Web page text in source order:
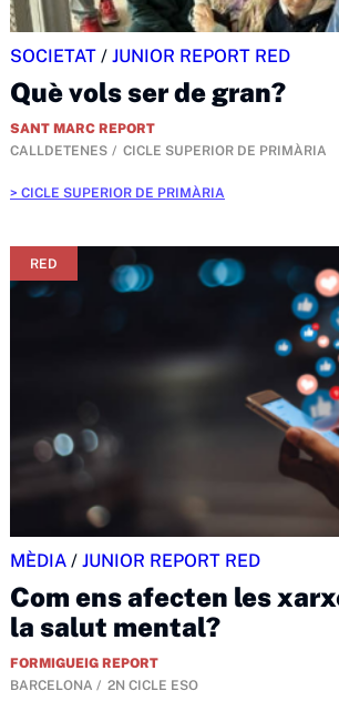
SOCIETAT / JUNIOR REPORT RED
Què vols ser de gran?
SANT MARC REPORT
CALLDETENES
CICLE SUPERIOR DE PRIMÀRIA
CICLE SUPERIOR DE PRIMÀRIA
RED
MÈDIA / JUNIOR REPORT RED
Com ens afecten les
la salut mental?
FORMIGUEIG REPORT
BARCELONA
2N CICLE ESO